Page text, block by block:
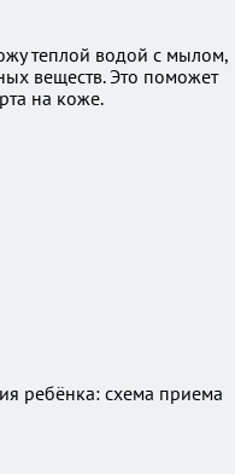
теплой водой с мылом,
веществ. Это поможет
на коже.
ребёнка: схема приема